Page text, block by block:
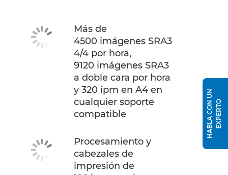
Más de
4500 imágenes SRA3
4/4 por hora,
9120 imágenes SRA3
a doble cara por hora
y 320 ipm en A4 en
cualquier soporte
compatible
Procesamiento y
cabezales de
impresión de
H
A
B
L
A
C
O
N
U
N
E
X
P
E
R
TO